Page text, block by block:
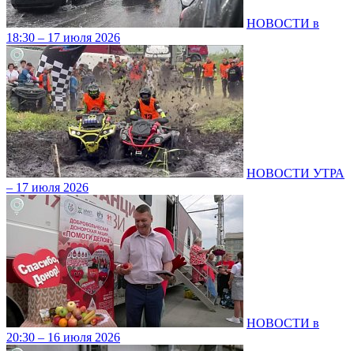
НОВОСТИ в
18:30 – 17 июля 2026
НОВОСТИ УТРА
– 17 июля 2026
НОВОСТИ в
20:30 – 16 июля 2026